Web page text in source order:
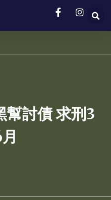
幫討債 求刑3